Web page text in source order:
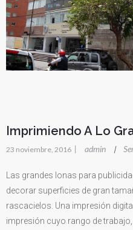
Imprimiendo A Lo
23 noviembre, 2016 | admin |
Las grandes lonas para
decorar superficies de gran
rascacielos. Una impresión
impresión cuyo rango de